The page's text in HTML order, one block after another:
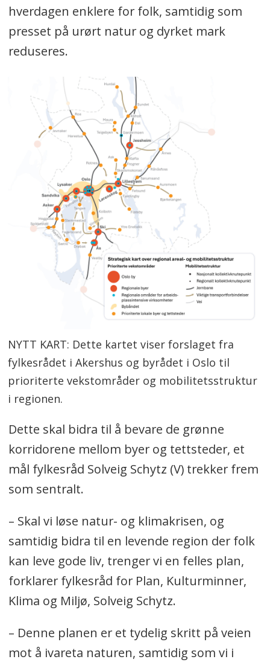
hverdagen enklere for folk, samtidig som
presset på urørt natur og dyrket mark
reduseres.
NYTT KART: Dette kartet viser forslaget fra
fylkesrådet i Akershus og byrådet i Oslo til
prioriterte vekstområder og mobilitetsstruktur
i regionen.
Dette skal bidra til å bevare de grønne
korridorene mellom byer og tettsteder, et
mål fylkesråd Solveig Schytz (V) trekker frem
som sentralt.
– Skal vi løse natur- og klimakrisen, og
samtidig bidra til en levende region der folk
kan leve gode liv, trenger vi en felles plan,
forklarer fylkesråd for Plan, Kulturminner,
Klima og Miljø, Solveig Schytz.
– Denne planen er et tydelig skritt på veien
mot å ivareta naturen, samtidig som vi i